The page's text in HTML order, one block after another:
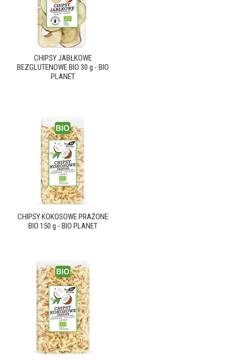
CHIPSY JABŁKOWE
BEZGLUTENOWE BIO 30 g - BIO
PLANET
CHIPSY KOKOSOWE PRAŻONE
BIO 150 g - BIO PLANET